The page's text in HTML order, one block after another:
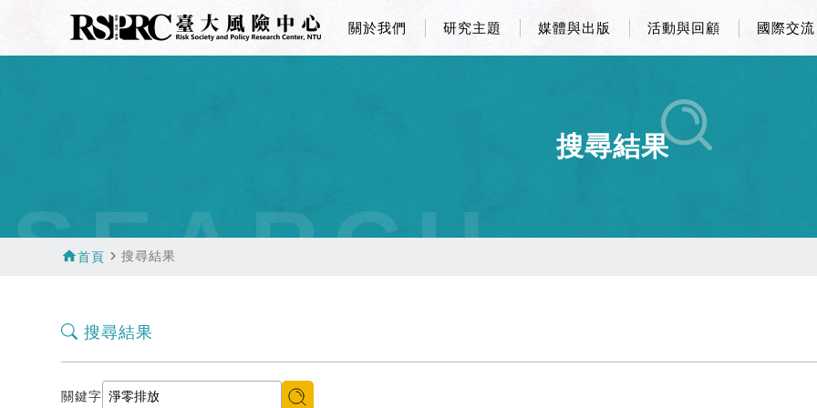
關於我們 研究主題 媒體與出版 活動與回顧 國際交流
搜尋結果
SEARCH
home首頁 navigate_next搜尋結果
搜尋結果
關鍵字